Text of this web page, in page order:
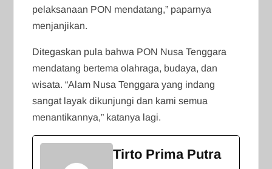
pelaksanaan PON mendatang,” paparnya
menjanjikan.
Ditegaskan pula bahwa PON Nusa Tenggara
mendatang bertema olahraga, budaya, dan
wisata. “Alam Nusa Tenggara yang indang
sangat layak dikunjungi dan kami semua
menantikannya,” katanya lagi.
Tirto Prima Putra